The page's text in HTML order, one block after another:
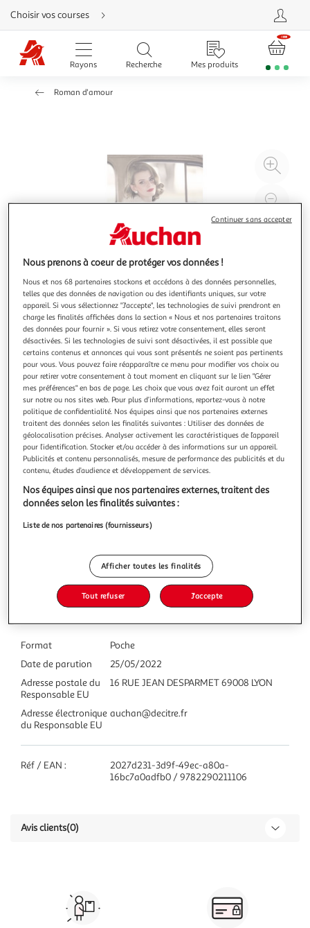
Aller
directement
au
contenu
Aller
directement
Aller
Choisir vos courses
Rayons Recherche Mes produits
Roman d'amour
à
ABANDONNEES AU PIED DE L'AUTEL TOME 2 : LE
SCANDALE DE L'ANNEE, Guhrke Laura Lee
Aidan Carr, le distingué et très conservateur duc de
Trathen, manque de s'étrangler lorsque, un soir de bal, il se
retrouve face à Julia Yardley. Six mois plus tôt, après l'avoir
enivré, elle l'a séduit en s'arrangeant pour que son mari les
surprenne en pleins ébats. Ont suivi un retentissant scanda
En savoir +
Vous voulez connaître le prix de ce produit ?
Afficher le prix
Caractéristiques
Format
Poche
Date de parution
25/05/2022
Adresse postale du
Responsable EU
16 RUE JEAN DESPARMET 69008 LYON
Adresse électronique
du Responsable EU
auchan@decitre.fr
Réf / EAN :
2027d231-3d9f-49ec-a80a-
16bc7a0adfb0 / 9782290211106
Avis clients(0)
Nous prenons à coeur de protéger vos données !
Nous et nos 68 partenaires stockons et accédons à des données personnelles,
telles que des données de navigation ou des identifiants uniques, sur votre
appareil. Si vous sélectionnez "J'accepte", les technologies de suivi prendront en
charge les finalités affichées dans la section « Nous et nos partenaires traitons
des données pour fournir ». Si vous retirez votre consentement, elles seront
désactivées. Si les technologies de suivi sont désactivées, il est possible que
certains contenus et annonces qui vous sont présentés ne soient pas pertinents
pour vous. Vous pouvez faire réapparaître ce menu pour modifier vos choix ou
pour retirer votre consentement à tout moment en cliquant sur le lien "Gérer
mes préférences" en bas de page. Les choix que vous avez fait auront un effet
sur notre ou nos sites web. Pour plus d’informations, reportez-vous à notre
politique de confidentialité. Nos équipes ainsi que nos partenaires externes
traitent des données selon les finalités suivantes : Utiliser des données de
géolocalisation précises. Analyser activement les caractéristiques de l’appareil
pour l’identification. Stocker et/ou accéder à des informations sur un appareil.
Publicités et contenu personnalisés, mesure de performance des publicités et du
contenu, études d’audience et développement de services.
Nos équipes ainsi que nos partenaires externes, traitent des
données selon les finalités suivantes :
Liste de nos partenaires (fournisseurs)
Afficher toutes les finalités
Tout refuser J'accepte
Continuer sans accepter